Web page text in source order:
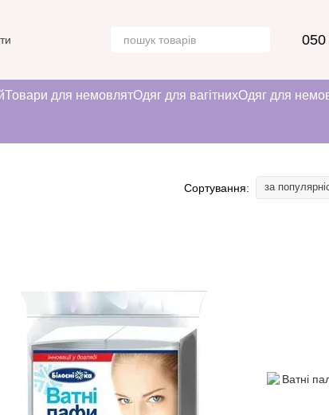
050
Товари для немовлятОдяг для вагітнихОдяг для
Сортування: за